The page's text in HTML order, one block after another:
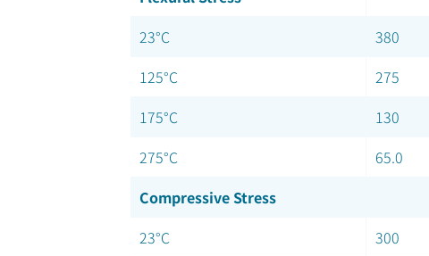
23°C
380
125°C
275
175°C
130
275°C
65.0
Compressive Stress
23°C
300